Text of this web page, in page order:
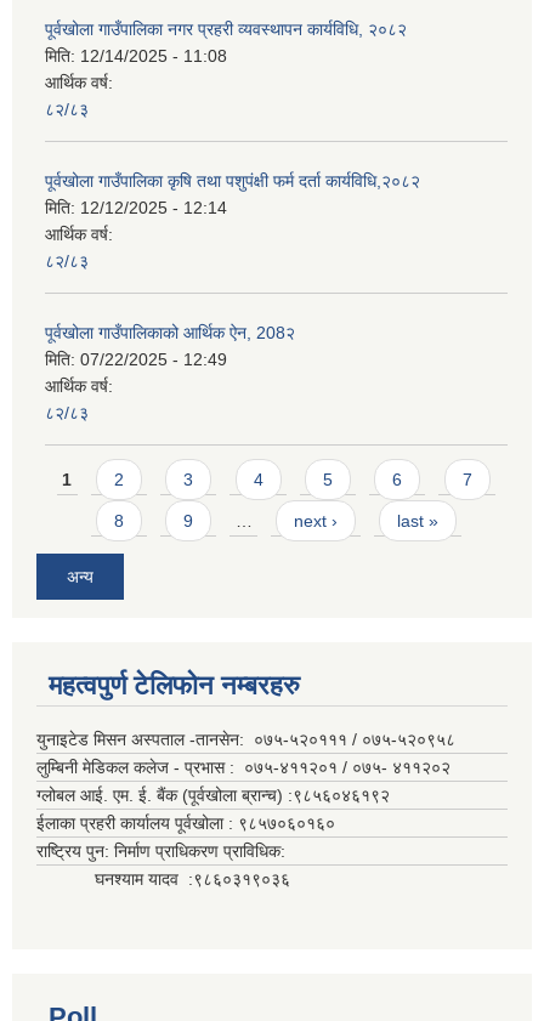
पूर्वखोला गाउँपालिका नगर प्रहरी व्यवस्थापन कार्यविधि, २०८२
मिति: 12/14/2025 - 11:08
आर्थिक वर्ष:
८२/८३
पूर्वखोला गाउँपालिका कृषि तथा पशुपंक्षी फर्म दर्ता कार्यविधि,२०८२
मिति: 12/12/2025 - 12:14
आर्थिक वर्ष:
८२/८३
पूर्वखोला गाउँपालिकाको आर्थिक ऐन, 208२
मिति: 07/22/2025 - 12:49
आर्थिक वर्ष:
८२/८३
Pages
1 2 3 4 5 6 7
8 9 next › last »
अन्य
महत्वपुर्ण टेलिफोन नम्बरहरु
युनाइटेड मिसन अस्पताल -तानसेन: ०७५-५२०१११ / ०७५-५२०९५८
लुम्बिनी मेडिकल कलेज - प्रभास : ०७५-४११२०१ / ०७५- ४११२०२
ग्लोबल आई. एम. ई. बैंक (पूर्वखोला ब्रान्च) :९८५६०४६१९२
ईलाका प्रहरी कार्यालय पूर्वखोला : ९८५७०६०१६०
राष्ट्रिय पुन: निर्माण प्राधिकरण प्राविधिक:
घनश्याम यादव :९८६०३१९०३६